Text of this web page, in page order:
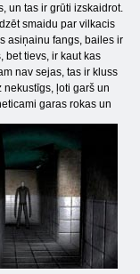
un tas ir grūti izskaidrot.
smaidu par vilkacis
asiņainu fangs, bailes ir
bet tievs, ir kaut kas
nav sejas, tas ir kluss
nekustīgs, ļoti garš un
garas rokas un